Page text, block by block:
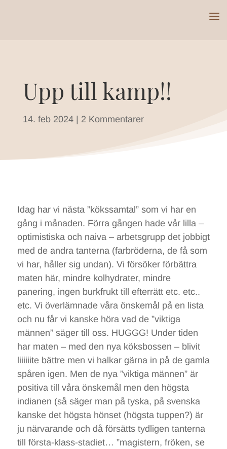
Upp till kamp!!
14. feb 2024| 2 Kommentarer
Idag har vi nästa ”kökssamtal” som vi har en
gång i månaden. Förra gången hade vår lilla –
optimistiska och naiva – arbetsgrupp det jobbigt
med de andra tanterna (farbröderna, de få som
vi har, håller sig undan). Vi försöker förbättra
maten här, mindre kolhydrater, mindre
panering, ingen burkfrukt till efterrätt etc. etc..
etc. Vi överlämnade våra önskemål på en lista
och nu får vi kanske höra vad de ”viktiga
männen” säger till oss. HUGGG! Under tiden
har maten – med den nya köksbossen – blivit
liiiiiite bättre men vi halkar gärna in på de gamla
spåren igen. Men de nya ”viktiga männen” är
positiva till våra önskemål men den högsta
indianen (så säger man på tyska, på svenska
kanske det högsta hönset (högsta tuppen?) är
ju närvarande och då försätts tydligen tanterna
till första-klass-stadiet… ”magistern, fröken, se